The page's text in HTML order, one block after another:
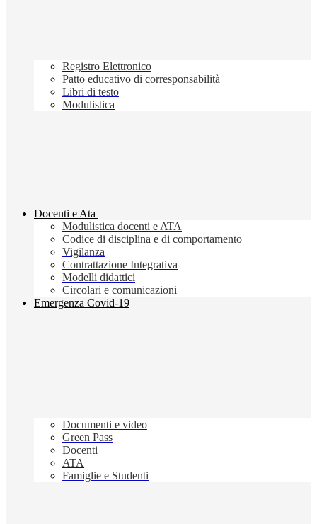
Registro Elettronico
Patto educativo di corresponsabilità
Libri di testo
Modulistica
Docenti e Ata
Modulistica docenti e ATA
Codice di disciplina e di comportamento
Vigilanza
Contrattazione Integrativa
Modelli didattici
Circolari e comunicazioni
Emergenza Covid-19
Documenti e video
Green Pass
Docenti
ATA
Famiglie e Studenti